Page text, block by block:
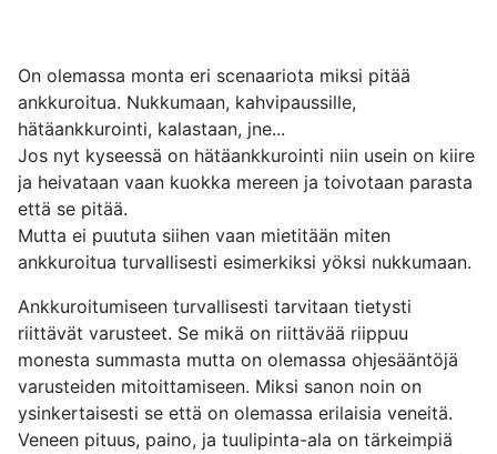
On olemassa monta eri scenaariota miksi pitää
ankkuroitua. Nukkumaan, kahvipaussille,
hätäankkurointi, kalastaan, jne...
Jos nyt kyseessä on hätäankkurointi niin usein on kiire
ja heivataan vaan kuokka mereen ja toivotaan parasta
että se pitää.
Mutta ei puututa siihen vaan mietitään miten
ankkuroitua turvallisesti esimerkiksi yöksi nukkumaan.
Ankkuroitumiseen turvallisesti tarvitaan tietysti
riittävät varusteet. Se mikä on riittävää riippuu
monesta summasta mutta on olemassa ohjesääntöjä
varusteiden mitoittamiseen. Miksi sanon noin on
ysinkertaisesti se että on olemassa erilaisia veneitä.
Veneen pituus, paino, ja tuulipinta-ala on tärkeimpiä